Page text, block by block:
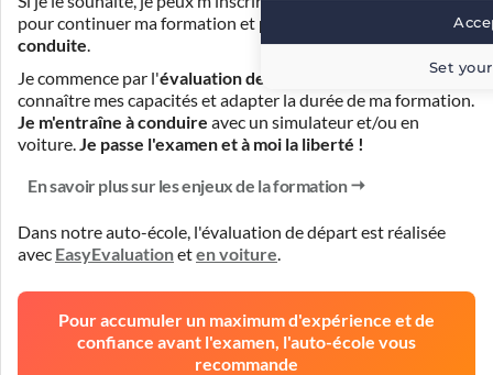
pour continuer ma formation et prendre des cours de
conduite.
Je commence par l'évaluation de départ
connaître mes capacités et adapter la durée de ma formation.
Je m'entraîne à conduire avec un simulateur et/ou en
voiture.Je passe l'examen et à moi la liberté !
En savoir plus sur les enjeux de la formation
Dans notre auto-école, l'évaluation de départ est réalisée
avec EasyEvaluationeten voiture.
Pour accumuler un maximum d'expérience et de
confiance avant l'examen, l'auto-école vous
recommande
Set